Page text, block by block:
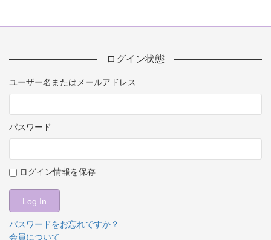
ログイン状態
ユーザー名またはメールアドレス
パスワード
ログイン情報を保存
パスワードをお忘れですか？
会員について